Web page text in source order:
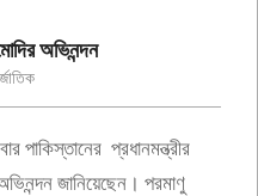
অভিনন্দন
পাকিস্তানের প্রধানমন্ত্রীর
জানিয়েছেন। পরমাণু